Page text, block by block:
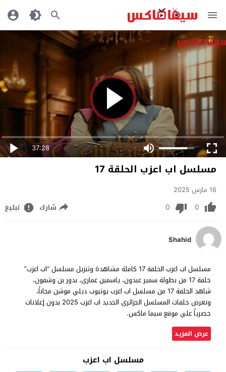
37:28
مسلسل اب اعزب الحلقة 17
16 مارس 2025
0
0 شارك تبليغ
Shahid
مسلسل اب اعزب الحلقة 17 كاملة مشاهدة وتنزيل مسلسل “اب اعزب”
حلقة 17 من بطولة سمير عبدون، ياسمين عماري، بدور بن وشفون،
شاهد الحلقة 17 من مسلسل اب اعزب يوتيوب ديلي موشن مجاناً،
وتعرض حلقات المسلسل الجزائري الجديد اب اعزب 2025 بدون إعلانات
حصرياً على موقع سيما ماكس.
عرض المزيد
مسلسل اب اعزب